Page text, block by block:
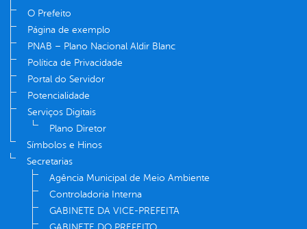
O Prefeito
Página de exemplo
PNAB – Plano Nacional Aldir Blanc
Política de Privacidade
Portal do Servidor
Potencialidade
Serviços Digitais
Plano Diretor
Símbolos e Hinos
Secretarias
Agência Municipal de Meio Ambiente
Controladoria Interna
GABINETE DA VICE-PREFEITA